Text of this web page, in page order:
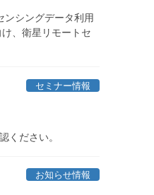
シングデータ利用
、衛星リモートセ
セミナー情報
ください。
お知らせ情報